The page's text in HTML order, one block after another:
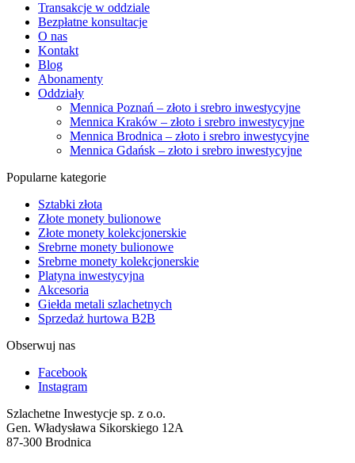
Transakcje w oddziale
Bezpłatne konsultacje
O nas
Kontakt
Blog
Abonamenty
Oddziały
Mennica Poznań – złoto i srebro inwestycyjne
Mennica Kraków – złoto i srebro inwestycyjne
Mennica Brodnica – złoto i srebro inwestycyjne
Mennica Gdańsk – złoto i srebro inwestycyjne
Popularne kategorie
Sztabki złota
Złote monety bulionowe
Złote monety kolekcjonerskie
Srebrne monety bulionowe
Srebrne monety kolekcjonerskie
Platyna inwestycyjna
Akcesoria
Giełda metali szlachetnych
Sprzedaż hurtowa B2B
Obserwuj nas
Facebook
Instagram
Szlachetne Inwestycje sp. z o.o.
Gen. Władysława Sikorskiego 12A
87-300 Brodnica